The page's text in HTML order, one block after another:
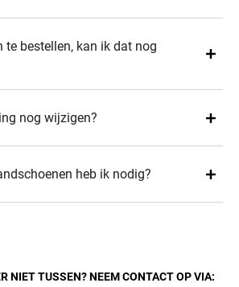
te bestellen, kan ik dat nog
nog wijzigen?
heb ik nodig?
NIET TUSSEN? NEEM CONTACT OP VIA: